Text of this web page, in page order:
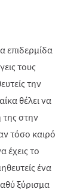
επιδερμίδα
τους
την
θέλει να
της στην
τόσο καιρό
έχεις το
ένα
ξύρισμα